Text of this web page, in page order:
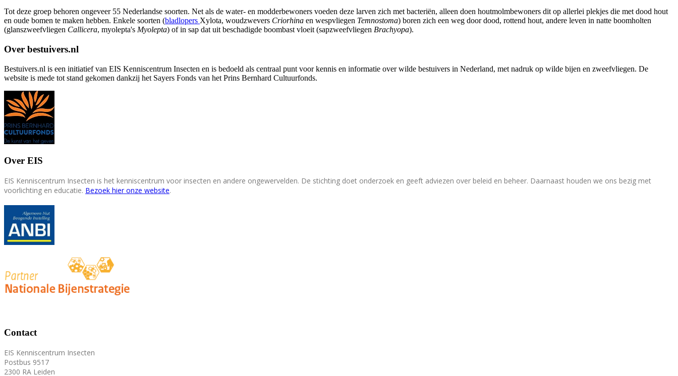
Tot deze groep behoren ongeveer 55 Nederlandse soorten. Net als de water- en modderbewoners voeden deze larven zich met bacteriën, alleen doen houtmolmbewoners dit op allerlei plekjes die met dood hout
en oude bomen te maken hebben. Enkele soorten (bladlopers Xylota, woudzwevers Criorhina en wespvliegen Temnostoma) boren zich een weg door dood, rottend hout, andere leven in natte boomholten
(glanszweefvliegen Callicera, myolepta's Myolepta) of in sap dat uit beschadigde boombast vloeit (sapzweefvliegen Brachyopa).
Over bestuivers.nl
Bestuivers.nl is een initiatief van EIS Kenniscentrum Insecten en is bedoeld als centraal punt voor kennis en informatie over wilde bestuivers in Nederland, met nadruk op wilde bijen en zweefvliegen. De
website is mede tot stand gekomen dankzij het Sayers Fonds van het Prins Bernhard Cultuurfonds.
Over EIS
EIS Kenniscentrum Insecten is het kenniscentrum voor insecten en andere ongewervelden. De stichting doet onderzoek en geeft adviezen over beleid en beheer. Daarnaast houden we ons bezig met
voorlichting en educatie. Bezoek hier onze website.
Contact
EIS Kenniscentrum Insecten
Postbus 9517
2300 RA Leiden